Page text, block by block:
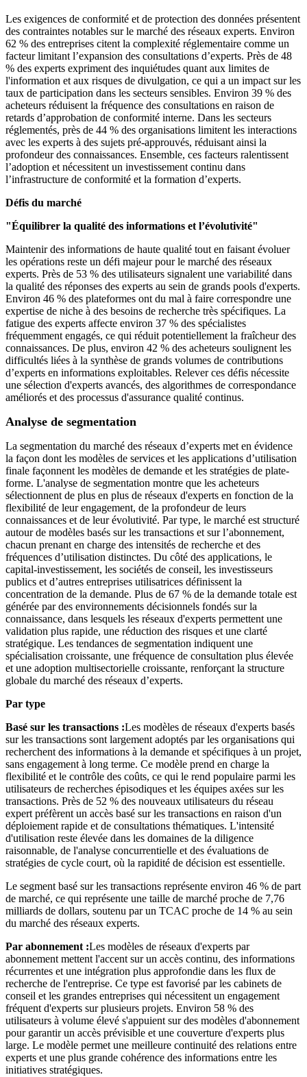
Les exigences de conformité et de protection des données présentent
des contraintes notables sur le marché des réseaux experts. Environ
62 % des entreprises citent la complexité réglementaire comme un
facteur limitant l’expansion des consultations d’experts. Près de 48
% des experts expriment des inquiétudes quant aux limites de
l'information et aux risques de divulgation, ce qui a un impact sur les
taux de participation dans les secteurs sensibles. Environ 39 % des
acheteurs réduisent la fréquence des consultations en raison de
retards d’approbation de conformité interne. Dans les secteurs
réglementés, près de 44 % des organisations limitent les interactions
avec les experts à des sujets pré-approuvés, réduisant ainsi la
profondeur des connaissances. Ensemble, ces facteurs ralentissent
l’adoption et nécessitent un investissement continu dans
l’infrastructure de conformité et la formation d’experts.
Défis du marché
"Équilibrer la qualité des informations et l’évolutivité"
Maintenir des informations de haute qualité tout en faisant évoluer
les opérations reste un défi majeur pour le marché des réseaux
experts. Près de 53 % des utilisateurs signalent une variabilité dans
la qualité des réponses des experts au sein de grands pools d'experts.
Environ 46 % des plateformes ont du mal à faire correspondre une
expertise de niche à des besoins de recherche très spécifiques. La
fatigue des experts affecte environ 37 % des spécialistes
fréquemment engagés, ce qui réduit potentiellement la fraîcheur des
connaissances. De plus, environ 42 % des acheteurs soulignent les
difficultés liées à la synthèse de grands volumes de contributions
d’experts en informations exploitables. Relever ces défis nécessite
une sélection d'experts avancés, des algorithmes de correspondance
améliorés et des processus d'assurance qualité continus.
Analyse de segmentation
La segmentation du marché des réseaux d’experts met en évidence
la façon dont les modèles de services et les applications d’utilisation
finale façonnent les modèles de demande et les stratégies de plate-
forme. L'analyse de segmentation montre que les acheteurs
sélectionnent de plus en plus de réseaux d'experts en fonction de la
flexibilité de leur engagement, de la profondeur de leurs
connaissances et de leur évolutivité. Par type, le marché est structuré
autour de modèles basés sur les transactions et sur l’abonnement,
chacun prenant en charge des intensités de recherche et des
fréquences d’utilisation distinctes. Du côté des applications, le
capital-investissement, les sociétés de conseil, les investisseurs
publics et d’autres entreprises utilisatrices définissent la
concentration de la demande. Plus de 67 % de la demande totale est
générée par des environnements décisionnels fondés sur la
connaissance, dans lesquels les réseaux d'experts permettent une
validation plus rapide, une réduction des risques et une clarté
stratégique. Les tendances de segmentation indiquent une
spécialisation croissante, une fréquence de consultation plus élevée
et une adoption multisectorielle croissante, renforçant la structure
globale du marché des réseaux d’experts.
Par type
Basé sur les transactions :Les modèles de réseaux d'experts basés
sur les transactions sont largement adoptés par les organisations qui
recherchent des informations à la demande et spécifiques à un projet,
sans engagement à long terme. Ce modèle prend en charge la
flexibilité et le contrôle des coûts, ce qui le rend populaire parmi les
utilisateurs de recherches épisodiques et les équipes axées sur les
transactions. Près de 52 % des nouveaux utilisateurs du réseau
expert préfèrent un accès basé sur les transactions en raison d'un
déploiement rapide et de consultations thématiques. L'intensité
d'utilisation reste élevée dans les domaines de la diligence
raisonnable, de l'analyse concurrentielle et des évaluations de
stratégies de cycle court, où la rapidité de décision est essentielle.
Le segment basé sur les transactions représente environ 46 % de part
de marché, ce qui représente une taille de marché proche de 7,76
milliards de dollars, soutenu par un TCAC proche de 14 % au sein
du marché des réseaux experts.
Par abonnement :Les modèles de réseaux d'experts par
abonnement mettent l'accent sur un accès continu, des informations
récurrentes et une intégration plus approfondie dans les flux de
recherche de l'entreprise. Ce type est favorisé par les cabinets de
conseil et les grandes entreprises qui nécessitent un engagement
fréquent d'experts sur plusieurs projets. Environ 58 % des
utilisateurs à volume élevé s'appuient sur des modèles d'abonnement
pour garantir un accès prévisible et une couverture d'experts plus
large. Le modèle permet une meilleure continuité des relations entre
experts et une plus grande cohérence des informations entre les
initiatives stratégiques.